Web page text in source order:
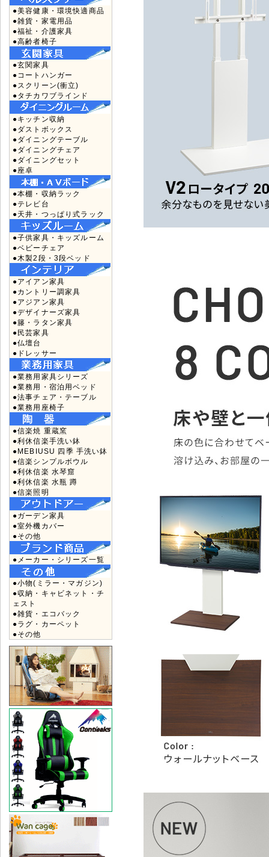
●美容健康・環境快適商品
●雑貨・家電用品
●福祉・介護家具
●高齢者椅子
●玄関家具
●コートハンガー
●スクリーン(衝立)
●タチカワブラインド
●キッチン収納
●ダストボックス
●ダイニングテーブル
●ダイニングチェア
●ダイニングセット
●座卓
●本棚・収納ラック
●テレビ台
●天井・つっぱり式ラック
●子供家具・キッズルーム
●ベビーチェア
●木製2段・3段ベッド
●アイアン家具
●カントリー調家具
●アジアン家具
●デザイナーズ家具
●籐・ラタン家具
●民芸家具
●仏壇台
●ドレッサー
●業務用家具シリーズ
●業務用・宿泊用ベッド
●法事チェア・テーブル
●業務用座椅子
●信楽焼 重蔵窯
●利休信楽手洗い鉢
●MEBIUSU 四季 手洗い鉢
●信楽シンプルボウル
●利休信楽 水琴窟
●利休信楽 水瓶 蹲
●信楽照明
●ガーデン家具
●室外機カバー
●その他
●メーカー・シリーズ一覧
●小物(ミラー・マガジン)
●収納・キャビネット・チ
ェスト
●雑貨・エコバック
●ラグ・カーペット
●その他